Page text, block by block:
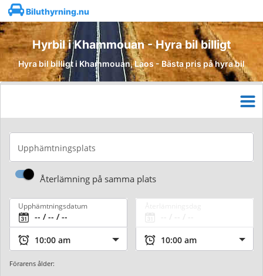
Biluthyrning.nu
Hyrbil i Khammouan - Hyra bil billigt
Hyra bil billigt i Khammouan, Laos - Bästa pris på hyra bil
Upphämtningsplats
Återlämning på samma plats
Upphämtningsdatum
Förarens ålder: